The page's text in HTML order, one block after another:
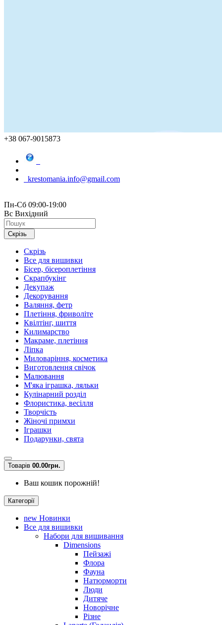
+38 067-9015873
krestomania.info@gmail.com
Пн-Сб 09:00-19:00
Вс Вихідний
Скрізь
Скрізь
Все для вишивки
Бісер, бісероплетіння
Скрапбукінг
Декупаж
Декорування
Валяння, фетр
Плетіння, фриволіте
Квілтінг, шиття
Килимарство
Макраме, плетіння
Ліпка
Миловаріння, косметика
Виготовлення свічок
Малювання
М'яка іграшка, ляльки
Кулінарний розділ
Флористика, весілля
Творчість
Жіночі примхи
Іграшки
Подарунки, свята
Товарів 00.00грн.
Ваш кошик порожній!
Категорії
new Новинки
Все для вишивки
Набори для вишивання
Dimensions
Пейзажі
Флора
Фауна
Натюрморти
Люди
Дитяче
Новорічне
Різне